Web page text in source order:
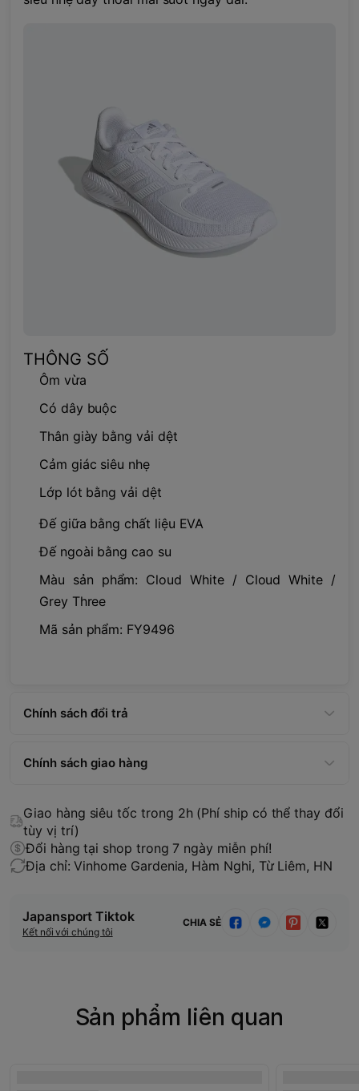
THÔNG SỐ
Ôm vừa
Có dây buộc
Thân giày bằng vải dệt
Cảm giác siêu nhẹ
Lớp lót bằng vải dệt
Đế giữa bằng chất liệu EVA
Đế ngoài bằng cao su
Màu sản phẩm: Cloud White / Cloud White /
Grey Three
Mã sản phẩm: FY9496
Chính sách đổi trả
Chính sách giao hàng
Giao hàng siêu tốc trong 2h (Phí ship có thể thay đổi
tùy vị trí)
Đổi hàng tại shop trong 7 ngày miễn phí!
Địa chỉ: Vinhome Gardenia, Hàm Nghi, Từ Liêm, HN
Japansport Tiktok
Kết nối với chúng tôi
CHIA SẺ
Sản phẩm liên quan